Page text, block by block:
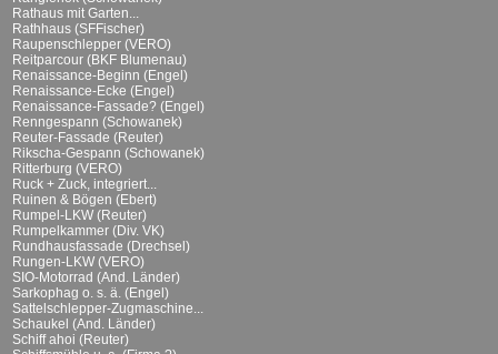
Rathaus mit Garten...
Rathhaus (SFFischer)
Raupenschlepper (VERO)
Reitparcour (BKF Blumenau)
Renaissance-Beginn (Engel)
Renaissance-Ecke (Engel)
Renaissance-Fassade? (Engel)
Renngespann (Schowanek)
Reuter-Fassade (Reuter)
Rikscha-Gespann (Schowanek)
Ritterburg (VERO)
Ruck + Zuck, integriert...
Ruinen & Bögen (Ebert)
Rumpel-LKW (Reuter)
Rumpelkammer (Div. VK)
Rundhausfassade (Drechsel)
Rungen-LKW (VERO)
SIO-Motorrad (And. Länder)
Sarkophag o. s. ä. (Engel)
Sattelschlepper-Zugmaschine...
Schaukel (And. Länder)
Schiff ahoi (Reuter)